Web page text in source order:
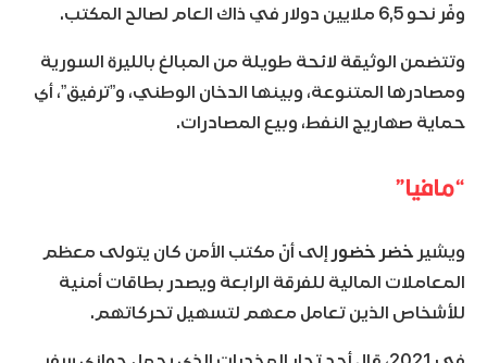
وفّر نحو 6,5 ملايين دولار في ذاك العام لصالح المكتب.
وتتضمن الوثيقة لائحة طويلة من المبالغ بالليرة السورية
ومصادرها المتنوعة، وبينها الدخان الوطني، و”ترفيق”، أي
حماية صهاريج النفط، وبيع المصادرات.
“مافيا”
ويشير خضر خضور إلى أنّ مكتب الأمن كان يتولى معظم
المعاملات المالية للفرقة الرابعة ويصدر بطاقات أمنية
للأشخاص الذين تعامل معهم لتسهيل تحركاتهم.